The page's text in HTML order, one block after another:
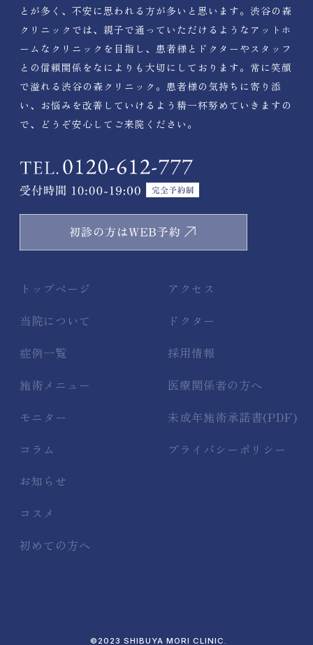
とが多く、不安に思われる方が多いと思います。渋谷の森
クリニックでは、親子で通っていただけるようなアットホ
ームなクリニックを目指し、患者様とドクターやスタッフ
との信頼関係をなによりも大切にしております。常に笑顔
で溢れる渋谷の森クリニック。患者様の気持ちに寄り添
い、お悩みを改善していけるよう精一杯努めていきますの
で、どうぞ安心してご来院ください。
トップページ
当院について
症例一覧
施術メニュー
モニター
コラム
お知らせ
コスメ
初めての方へ
アクセス
ドクター
採用情報
医療関係者の方へ
未成年施術承諾書(PDF)
プライバシーポリシー
©2023 SHIBUYA MORI CLINIC.